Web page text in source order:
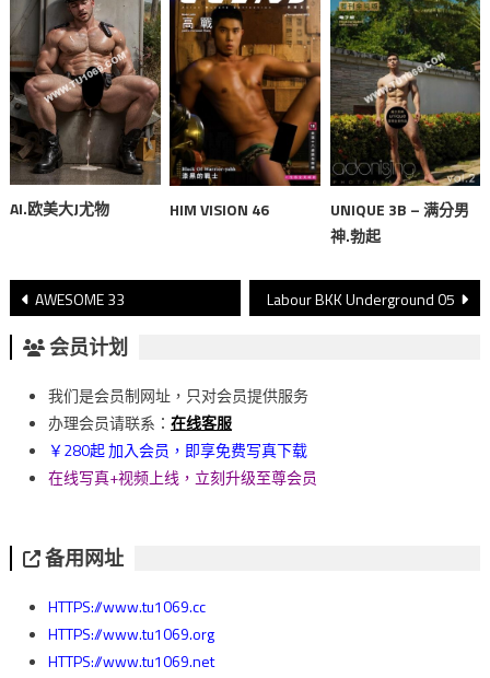
AI.欧美大J尤物 HIM VISION 46
UNIQUE 3B – 满分男
神.勃起
文
章
導
覽
AWESOME 33 Labour BKK Underground 05
会员计划
我们是会员制网址，只对会员提供服务
办理会员请联系： 在线客服
￥280起 加入会员，即享免费写真下载
在线写真+视频上线，立刻升级至尊会员
备用网址
HTTPS://www.tu1069.cc
HTTPS://www.tu1069.org
HTTPS://www.tu1069.net